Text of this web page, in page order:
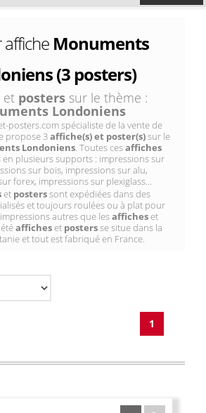
Monuments
(3 posters)
et posters sur le thème :
Londoniens
posters.com spécialiste de la vente de
propose 3affiche(s) et poster(s)sur le
Londoniens. Toutes cesaffiches
plusieurs supports : impressions sur
sur bois, impressions sur alu,
forex, impressions sur plexiglass...
et posterssont expédiées dans des
et toujours roulées ou à plat pour
autres que lesafficheset
afficheset postersse situe dans la
et tout est fabriqué en France.
1